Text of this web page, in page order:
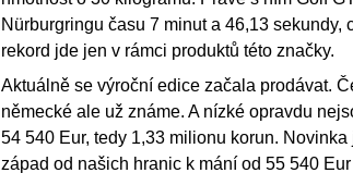
Nürburgringu času 7 minut a 46,13
rekord jde jen v rámci produktů této značky.
Aktuálně se výroční edice začala prodávat.
německé ale už známe. A nízké opravdu
54 540 Eur, tedy 1,33 milionu korun.
západ od našich hranic k mání od 55 540